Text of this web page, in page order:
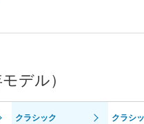
デル）
クラシック クラシ